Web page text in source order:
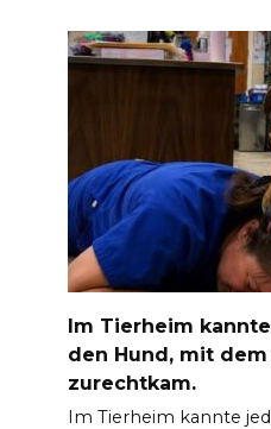
Im Tierheim
den Hund, mit
zurechtkam.
Im Tierheim kannte